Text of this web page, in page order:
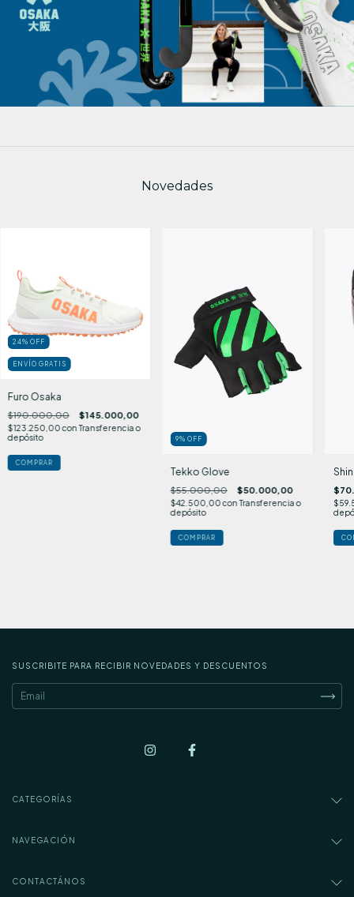
Novedades
24% OFF
ENVÍO GRATIS
Furo Osaka
$190.000,00 $145.000,00
$123.250,00con Transferencia o
depósito
COMPRAR
9% OFF
Tekko Glove
$55.000,00 $50.000,00
$42.500,00con Transferencia o
depósito
COMPRAR
SUSCRIBITE PARA RECIBIR NOVEDADES Y DESCUENTOS
CATEGORÍAS
NAVEGACIÓN
CONTACTÁNOS